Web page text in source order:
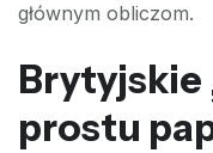
głównym obliczom.
Brytyjskie
prostu